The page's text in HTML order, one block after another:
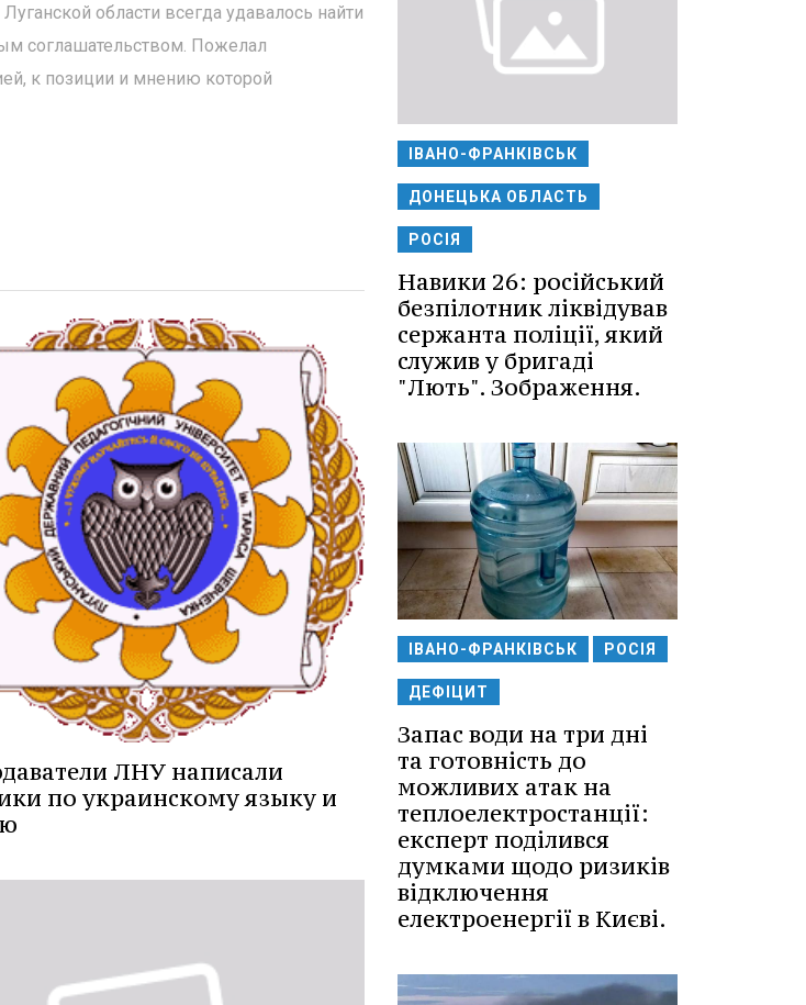
области всегда удавалось найти
соглашательством. Пожелал
к позиции и мнению которой
ЛНУ написали
по украинскому языку и
ІВАНО-ФРАНКІВСЬК
ДОНЕЦЬКА ОБЛАСТЬ
РОСІЯ
Навики 26: російський
безпілотник ліквідував
сержанта поліції, який
служив у бригаді
"Лють". Зображення.
ІВАНО-ФРАНКІВСЬК РОСІЯ
ДЕФІЦИТ
Запас води на три дні
та готовність до
можливих атак на
теплоелектростанції:
експерт поділився
думками щодо ризиків
відключення
електроенергії в Києві.